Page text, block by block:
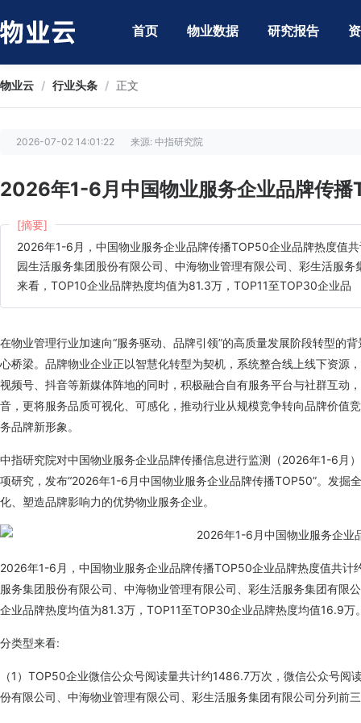
首页 物业数据 研究报告
物业云 / 行业头条 / 正文
2026-07-02 14:01:22 来源: 中指研究院
2026年1-6月中国物业服务企业品牌传播
[摘要]
2026年1-6月，中国物业服务企业品牌传播TOP50企业品牌热度值
园生活服务集团股份有限公司、中海物业管理有限公司、彩生活服
来看，TOP10企业品牌热度均值为81.3万，TOP11至TOP30企业品
在物业管理行业加速向“服务驱动、品牌引领”的高质量发展阶段转型的
心桥梁。品牌物业企业正以智慧化转型为契机，系统整合线上线下资源
视频号、抖音等新媒体阵地的同时，积极融合自有服务平台与社群互动
音，更将服务品质可视化、可感化，推动行业从规模竞争转向品牌价值
务品牌新形象。
中指研究院对中国物业服务企业品牌传播信息进行监测（2026年1-6月
项研究，发布“2026年1-6月中国物业服务企业品牌传播TOP50”。发掘
化、塑造品牌影响力的优势物业服务企业。
2026年1-6月，中国物业服务企业品牌传播TOP50企业品牌热度值共
服务集团股份有限公司、中海物业管理有限公司、彩生活服务集团有限
企业品牌热度均值为81.3万，TOP11至TOP30企业品牌热度均值16.9万
分类型来看:
（1）TOP50企业微信公众号阅读量共计约1486.7万次，微信公众号
份有限公司、中海物业管理有限公司、彩生活服务集团有限公司分列前